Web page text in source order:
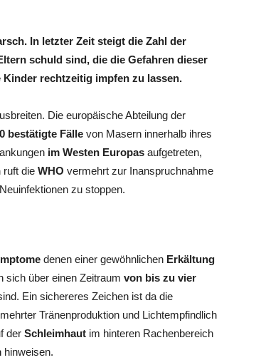
In letzter Zeit steigt die Zahl der
schuld sind, die die Gefahren dieser
rechtzeitig impfen zu lassen.
Die europäische Abteilung der
bestätigte Fälle von Masern innerhalb ihres
im Westen Europas aufgetreten,
ruft die WHO vermehrt zur Inanspruchnahme
zu stoppen.
denen einer gewöhnlichen Erkältung
sich über einen Zeitraum von bis zu vier
Ein sichereres Zeichen ist da die
Tränenproduktion und Lichtempfindlich
der Schleimhaut im hinteren Rachenbereich
hinweisen.